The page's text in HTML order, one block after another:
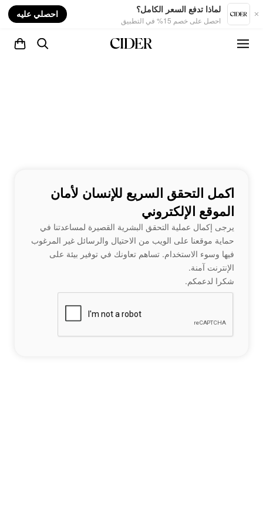
لماذا تدفع السعر الكامل؟
احصل على خصم 15% في التطبيق
احصلي عليه
اكمل التحقق السريع للإنسان لأمان
الموقع الإلكتروني
يرجى إكمال عملية التحقق البشرية القصيرة لمساعدتنا في
حماية موقعنا على الويب من الاحتيال والرسائل غير المرغوب
فيها وسوء الاستخدام. تساهم تعاونك في توفير بيئة على
الإنترنت آمنة.
شكرا لدعمكم.